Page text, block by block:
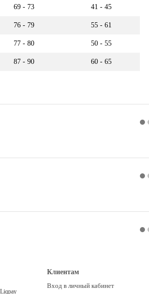
69 - 73 41 - 45
76 - 79 55 - 61
77 - 80 50 - 55
87 - 90 60 - 65
Клиентам
Вход в личный кабинет